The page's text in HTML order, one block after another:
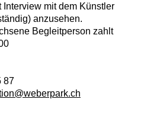
mit dem Künstler
anzusehen.
Begleitperson zahlt
87